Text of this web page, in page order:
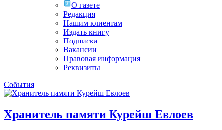
О газете
Редакция
Нашим клиентам
Издать книгу
Подписка
Вакансии
Правовая информация
Реквизиты
События
Хранитель памяти Курейш Евлоев